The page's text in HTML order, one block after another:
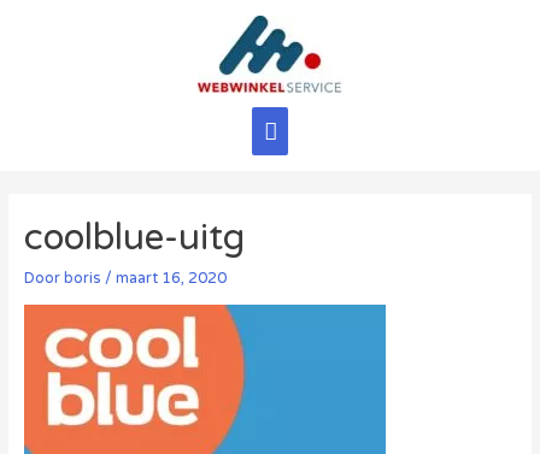
Hoofdmenu
coolblue-uitg
Doorboris / maart 16, 2020